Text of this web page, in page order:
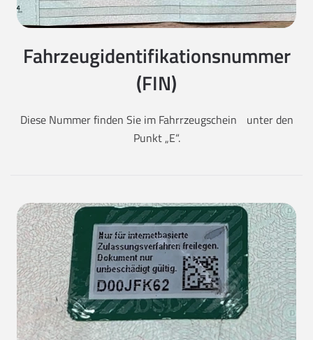
Fahrzeugidentifikationsnummer
(FIN)
Diese Nummer finden Sie im Fahrrzeugschein unter den
Punkt „E“.